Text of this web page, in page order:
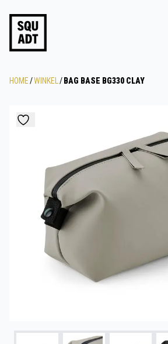
HOME/WINKEL / BAG BASE BG330 CLAY